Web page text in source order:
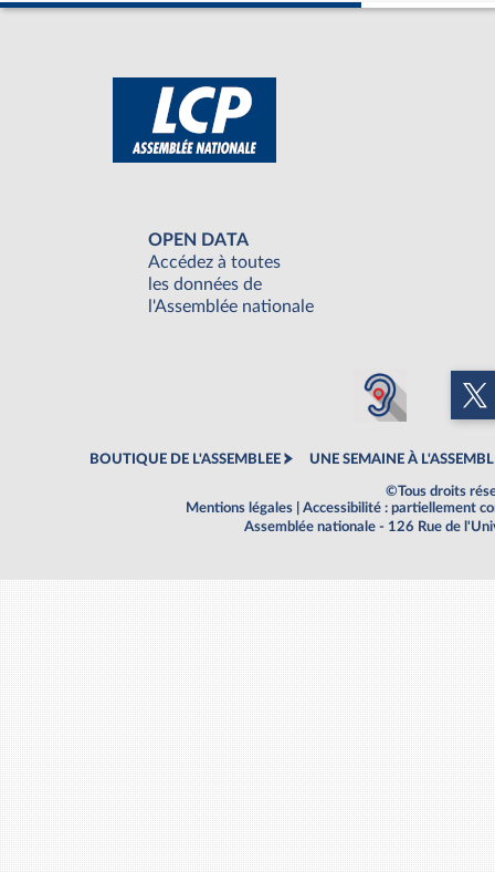
OPEN DATA
Accédez à toutes
les données de
l'Assemblée nationale
BOUTIQUE DE L'ASSEMBLEE UNE SEMAINE À
©Tous droits
Mentions légales
Accessibilité : partiellement
Assemblée nationale - 126 Rue de